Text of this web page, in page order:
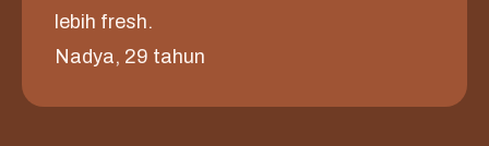
lebih fresh.
Nadya, 29 tahun